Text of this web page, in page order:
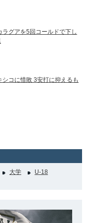
グアを5回コールドで下し
コに惜敗 3安打に抑えるも
大学
U-18